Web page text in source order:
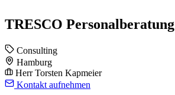
TRESCO Personalberatung
Consulting
Hamburg
Herr Torsten Kapmeier
Kontakt aufnehmen